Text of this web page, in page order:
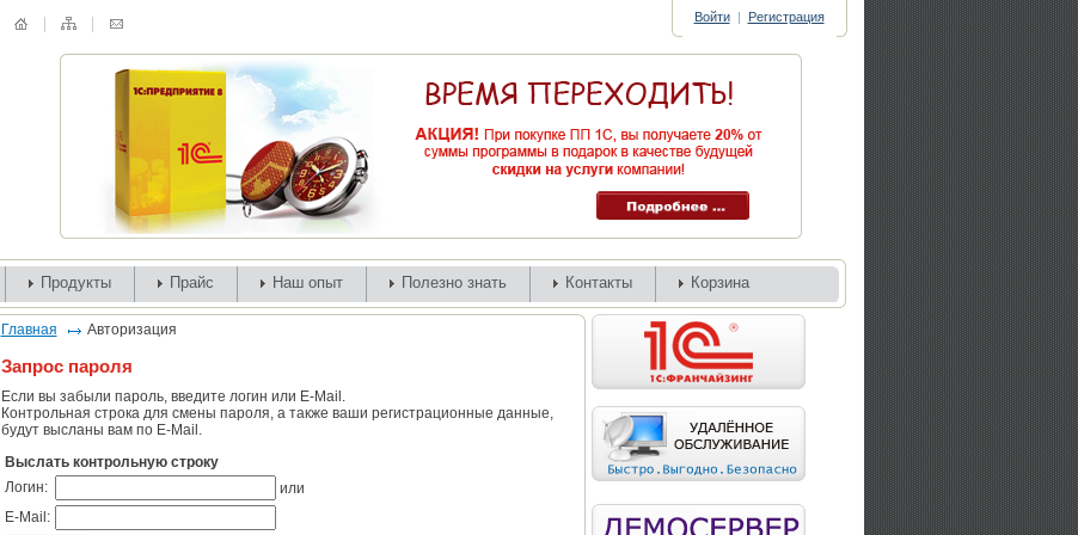
Войти | Регистрация
Продукты Прайс Наш опыт Полезно знать Контакты Корзина
Главная Авторизация
Запрос пароля
Если вы забыли пароль, введите логин или E-Mail.
Контрольная строка для смены пароля, а также ваши регистрационные данные,
будут высланы вам по E-Mail.
Выслать контрольную строку
Логин:
или
E-Mail: